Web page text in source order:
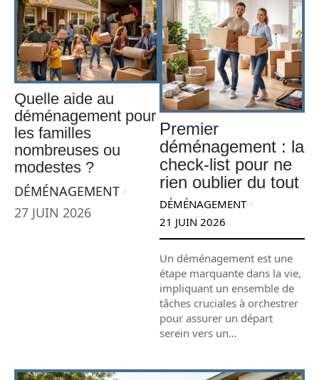
Quelle aide au
déménagement pour
les familles
nombreuses ou
modestes ?
DÉMÉNAGEMENT
27 JUIN 2026
Premier
déménagement : la
check-list pour ne
rien oublier du tout
DÉMÉNAGEMENT
21 JUIN 2026
Un déménagement est une
étape marquante dans la vie,
impliquant un ensemble de
tâches cruciales à orchestrer
pour assurer un départ
serein vers un…